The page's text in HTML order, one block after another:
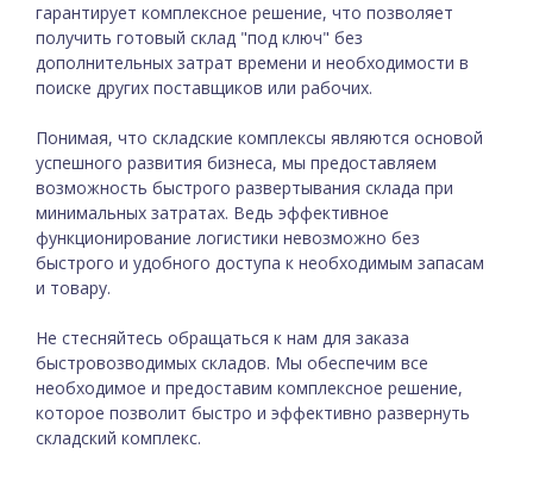
гарантирует комплексное решение, что позволяет
получить готовый склад "под ключ" без
дополнительных затрат времени и необходимости в
поиске других поставщиков или рабочих.
Понимая, что складские комплексы являются основой
успешного развития бизнеса, мы предоставляем
возможность быстрого развертывания склада при
минимальных затратах. Ведь эффективное
функционирование логистики невозможно без
быстрого и удобного доступа к необходимым запасам
и товару.
Не стесняйтесь обращаться к нам для заказа
быстровозводимых складов. Мы обеспечим все
необходимое и предоставим комплексное решение,
которое позволит быстро и эффективно развернуть
складский комплекс.